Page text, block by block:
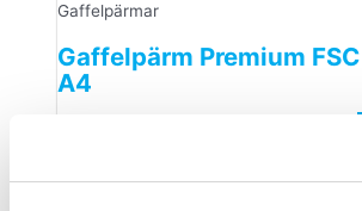
Gaffelpärmar
Gaffelpärm Premium
A4